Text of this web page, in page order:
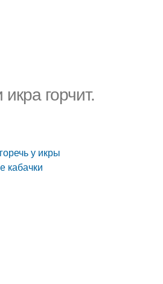
горчит.
у икры
кабачки